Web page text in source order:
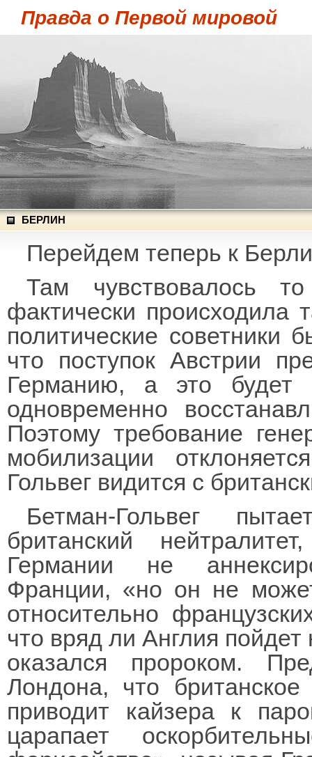
Правда о Первой мировой
БЕРЛИН
Перейдем теперь к
Там чувствовалось
фактически происходила
политические советники
что поступок Австрии
Германию, а это будет
одновременно
Поэтому требование
мобилизации
Гольвег видится с
Бетман-Гольвег
британский
Германии не
Франции, «но он не
относительно
что вряд ли Англия
оказался пророком.
Лондона, что
приводит кайзера к
царапает